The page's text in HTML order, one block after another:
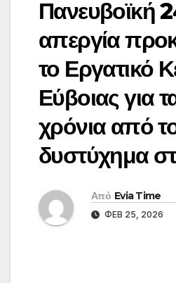
Πανευβοϊκή
απεργία
το Εργατικό
Εύβοιας για
χρόνια από
δυστύχημα
Από Evia Time
ΦΕΒ 25, 2026